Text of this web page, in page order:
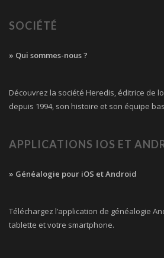
SOCIÉTÉ
» Qui sommes-nous ?
Découvrez la société Heredis, éditrice de
depuis 1994, son histoire et son équipe
APPLICATIONS IOS ET
» Généalogie pour iOS et Android
Téléchargez l’application de généalogie
tablette et votre smartphone.